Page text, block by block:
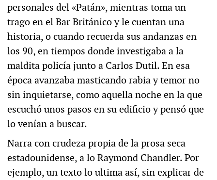
personales del «Patán», mientras toma un
trago en el Bar Británico y le cuentan una
historia, o cuando recuerda sus andanzas en
los 90, en tiempos donde investigaba a la
maldita policía junto a Carlos Dutil. En esa
época avanzaba masticando rabia y temor no
sin inquietarse, como aquella noche en la que
escuchó unos pasos en su edificio y pensó que
lo venían a buscar.
Narra con crudeza propia de la prosa seca
estadounidense, a lo Raymond Chandler. Por
ejemplo, un texto lo ultima así, sin explicar de